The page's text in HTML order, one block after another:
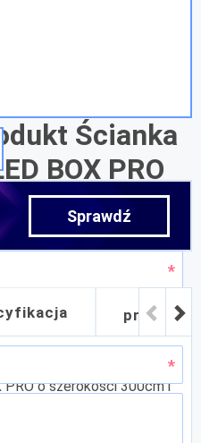
Ścianka
BOX PRO
w postaci podświetlanej
PRO o szerokości 300cm i
wysokości 240cm. Jest